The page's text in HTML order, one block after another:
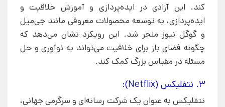
کند. این آزادی در ایده‌پردازی و آموزش خلاقیت و
ایده‌پردازی، به توسعه محصولات معروفی مانند جی‌میل
و گوگل نیوز منجر شد. این رویکرد نشان می‌دهد که
چگونه فضای باز برای خلاقیت می‌تواند به نوآوری و حل
مسئله در مقیاس بزرگ کمک کند.
3. نتفلیکس (Netflix):
نتفلیکس به عنوان یک شرکت رسانه‌ای و سرگرمی جهانی،